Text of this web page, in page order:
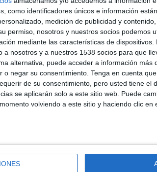
como identificadores únicos e información
medición de publicidad y
permiso, nosotros y nuestros socios podemos
mediante las características de dispositivos.
a nosotros y a nuestros 1538 socios para que
alternativa, puede acceder a información más
o negar su consentimiento. Tenga en cuenta
de su consentimiento, pero usted tiene el
se aplicarán solo a este sitio web. Puede
volviendo a este sitio y haciendo clic en